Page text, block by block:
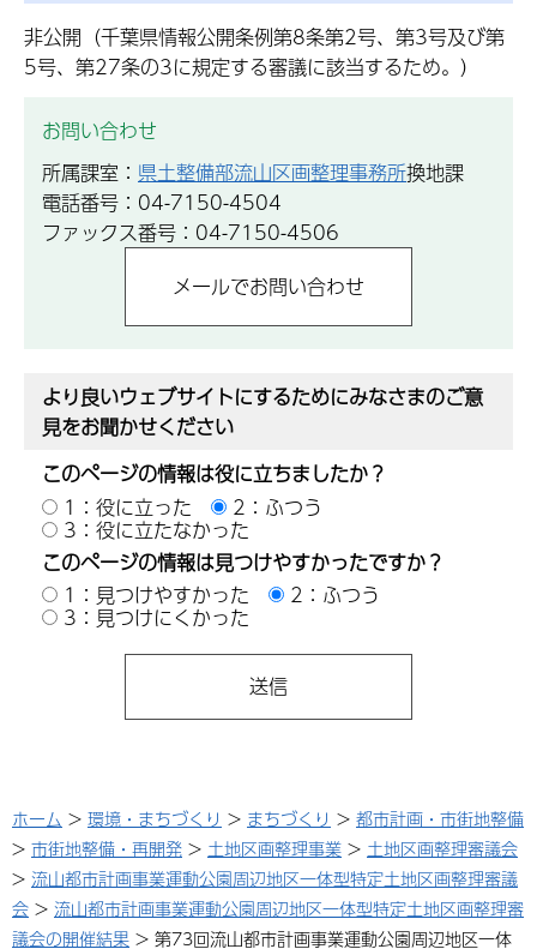
非公開（千葉県情報公開条例第8条第2号、第3号及び第
5号、第27条の3に規定する審議に該当するため。）
お問い合わせ
所属課室： 県土整備部流山区画整理事務所換地課
電話番号：04-7150-4504
ファックス番号：04-7150-4506
より良いウェブサイトにするためにみなさまのご意
見をお聞かせください
このページの情報は役に立ちましたか？
1：役に立った
2：ふつう
3：役に立たなかった
このページの情報は見つけやすかったですか？
1：見つけやすかった
2：ふつう
3：見つけにくかった
ホーム > 環境・まちづくり > まちづくり > 都市計画・市街地整備
> 市街地整備・再開発 > 土地区画整理事業 > 土地区画整理審議会
> 流山都市計画事業運動公園周辺地区一体型特定土地区画整理審議
会 > 流山都市計画事業運動公園周辺地区一体型特定土地区画整理審
議会の開催結果 > 第73回流山都市計画事業運動公園周辺地区一体